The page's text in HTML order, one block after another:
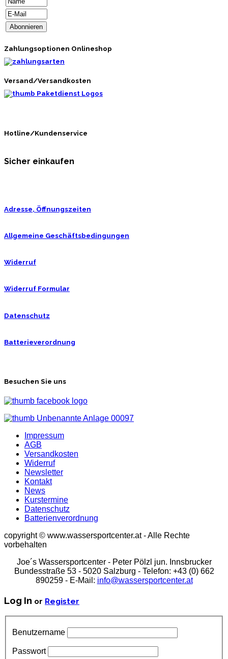
Zahlungsoptionen Onlineshop
Versand/Versandkosten
Hotline/Kundenservice
Sicher einkaufen
Adresse, Öffnungszeiten
Allgemeine Geschäftsbedingungen
Widerruf
Widerruf Formular
Datenschutz
Batterieverordnung
Besuchen Sie uns
Impressum
AGB
Versandkosten
Widerruf
Newsletter
Kontakt
News
Kurstermine
Datenschutz
Batterienverordnung
copyright © www.wassersportcenter.at - Alle Rechte
vorbehalten
Joe´s Wassersportcenter - Peter Pölzl jun. Innsbrucker
Bundesstraße 53 - 5020 Salzburg - Telefon: +43 (0) 662
890259 - E-Mail: info@wassersportcenter.at
Log In or Register
Benutzername
Passwort